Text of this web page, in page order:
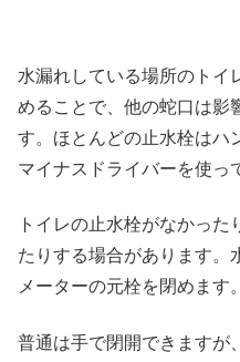
水漏れしている場所のトイ
めることで、他の蛇口は影
す。ほとんどの止水栓はハ
マイナスドライバーを使っ
トイレの止水栓がなかっ
たりする場合があります。
メーターの元栓を閉めます。
普通は手で閉開できますが